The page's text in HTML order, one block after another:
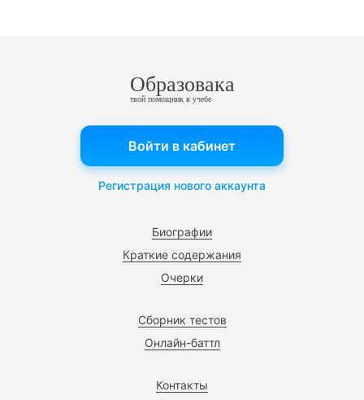
Образовака
твой помощник в учебе
Биографии
Краткие содержания
Очерки
Сборник тестов
Онлайн-баттл
Контакты
Войти в кабинет
Регистрация нового аккаунта